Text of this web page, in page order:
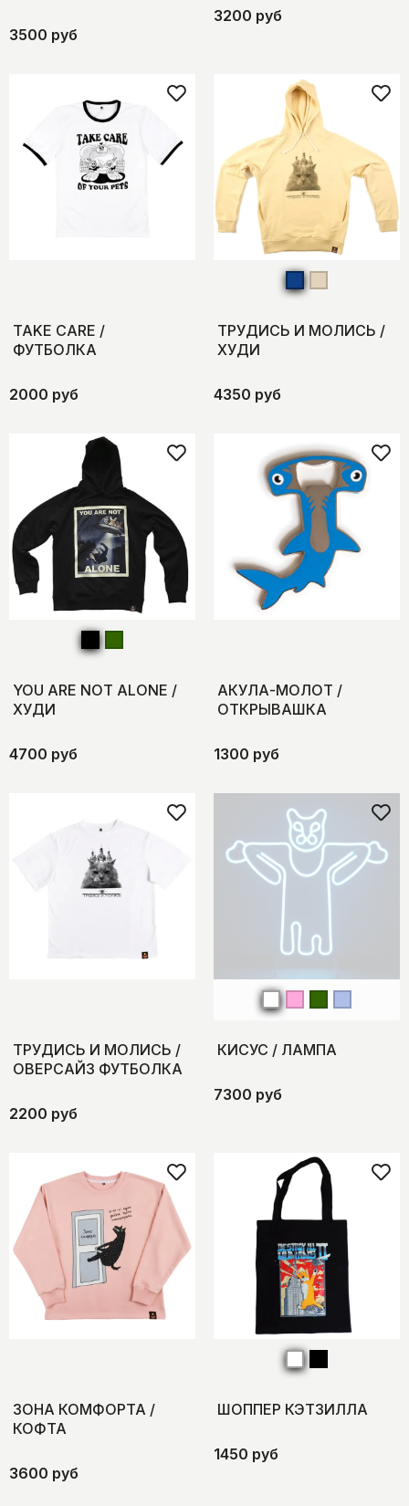
3500 руб
3200 руб
TAKE CARE /
ФУТБОЛКА
2000 руб
ТРУДИСЬ И МОЛИСЬ /
ХУДИ
4350 руб
YOU ARE NOT ALONE /
ХУДИ
4700 руб
АКУЛА-МОЛОТ /
ОТКРЫВАШКА
1300 руб
ТРУДИСЬ И МОЛИСЬ /
ОВЕРСАЙЗ ФУТБОЛКА
2200 руб
КИСУС / ЛАМПА
7300 руб
ЗОНА КОМФОРТА /
КОФТА
3600 руб
ШОППЕР КЭТЗИЛЛА
1450 руб